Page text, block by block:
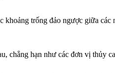
trống đảo ngược giữa
chẳng hạn như các đơn vị thủy